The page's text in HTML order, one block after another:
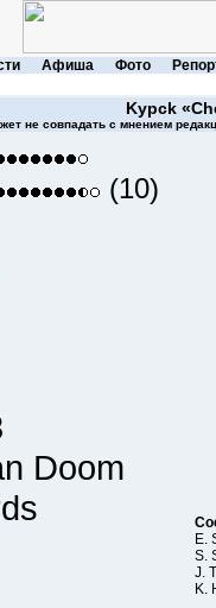
Афиша Фото
Kypck
не совпадать с мнением
(10)
Doom
E.
S.
J.
K.